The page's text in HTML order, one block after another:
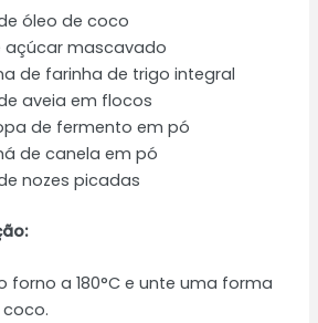
óleo de coco
açúcar mascavado
de farinha de trigo integral
aveia em flocos
de fermento em pó
de canela em pó
nozes picadas
forno a 180°C e unte uma forma